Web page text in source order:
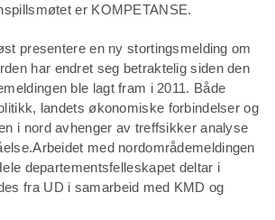
er KOMPETANSE.
presentere en ny stortingsmelding om
har endret seg betraktelig siden den
ble lagt fram i 2011. Både
landets økonomiske forbindelser og
i nord avhenger av treffsikker analyse
med nordområdemeldingen
departementsfelleskapet deltar i
fra UD i samarbeid med KMD og